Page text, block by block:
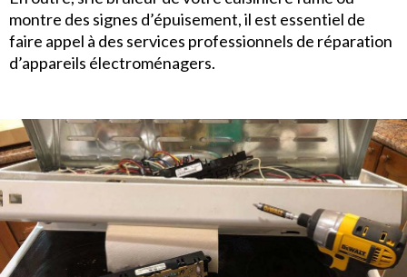
montre des signes d’épuisement, il est essentiel de
faire appel à des services professionnels de réparation
d’appareils électroménagers.